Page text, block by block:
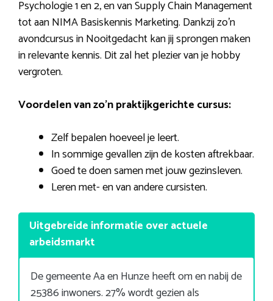
Psychologie 1 en 2, en van Supply Chain Management
tot aan NIMA Basiskennis Marketing. Dankzij zo’n
avondcursus in Nooitgedacht kan jij sprongen maken
in relevante kennis. Dit zal het plezier van je hobby
vergroten.
Voordelen van zo’n praktijkgerichte cursus:
Zelf bepalen hoeveel je leert.
In sommige gevallen zijn de kosten aftrekbaar.
Goed te doen samen met jouw gezinsleven.
Leren met- en van andere cursisten.
Uitgebreide informatie over actuele
arbeidsmarkt
De gemeente Aa en Hunze heeft om en nabij de
25386 inwoners. 27% wordt gezien als